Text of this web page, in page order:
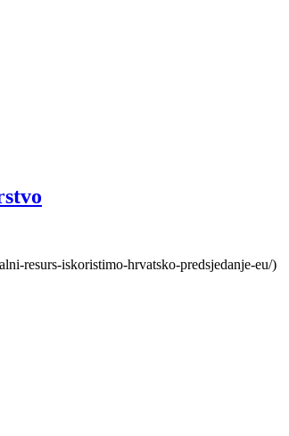
resurs-iskoristimo-hrvatsko-predsjedanje-eu/)